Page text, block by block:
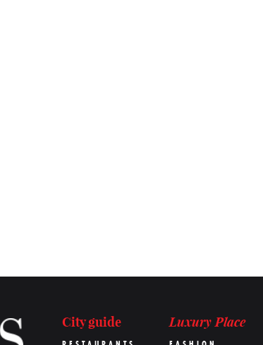
City guide Luxury Place